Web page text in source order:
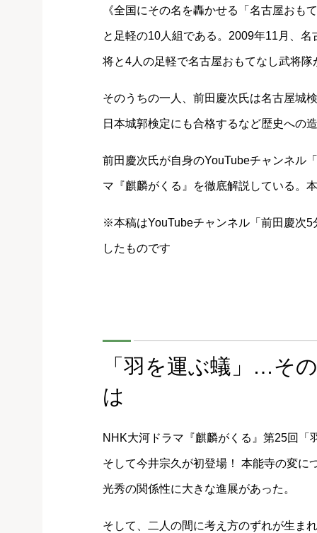
《全国にその名を轟かせる「名古屋おも
と足軽の10人組である。2009年11月、
将と4人の足軽で名古屋おもてなし武将
そのうちの一人、前田慶次氏は名古屋城
日本城郭検定にも合格するなど歴史への
前田慶次氏が自身のYouTubeチャンネル
マ『麒麟がくる』を徹底解説している。
※本稿はYouTubeチャンネル「前田慶次
したものです
「羽を運ぶ蟻」…そ
は
NHK大河ドラマ『麒麟がくる』第25回
そして今井宗久が初登場！ 本能寺の変に
光秀の関係性に大きな進展があった。
そして、二人の間に考え方のずれが生ま